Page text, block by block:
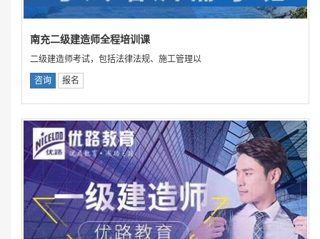
南充二级建造师全程培训课
二级建造师考试，包括法律法规、施工管理以
咨询 报名